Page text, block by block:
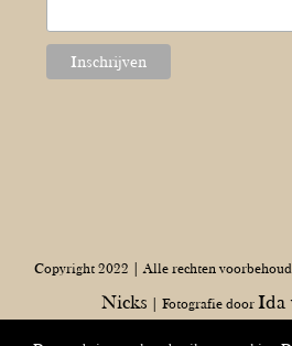
Copyright 2022 | Alle rechten
Nicks | Fotografie door Ida